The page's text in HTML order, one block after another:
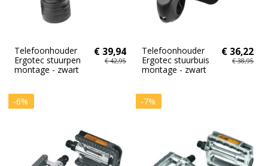
Telefoonhouder
Ergotec stuurpen
montage - zwart
€ 39,94
€ 42,95
Telefoonhouder
Ergotec stuurbuis
montage - zwart
€ 36,22
€ 38,95
-6% -7%